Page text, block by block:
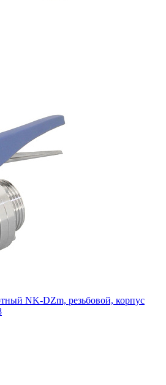
NK-DZm, резьбовой, корпус